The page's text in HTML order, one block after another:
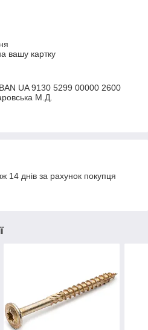
вашу картку
UA 9130 5299 00000 2600
М.Д.
14 днів за рахунок покупця